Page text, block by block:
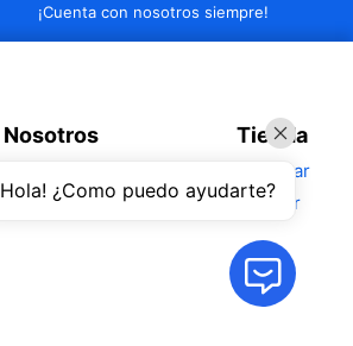
¡Cuenta con nosotros siempre!
Nosotros
Blog
Tienda
Comprar
Alquilar
Hola! ¿Como puedo ayudarte?